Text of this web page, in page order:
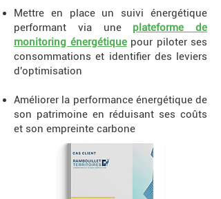
Mettre en place un suivi énergétique
performant via une plateforme de
monitoring énergétiquepour piloter ses
consommations et identifier des leviers
d'optimisation
Améliorer la performance énergétique de
son patrimoine en réduisant ses coûts
et son empreinte carbone